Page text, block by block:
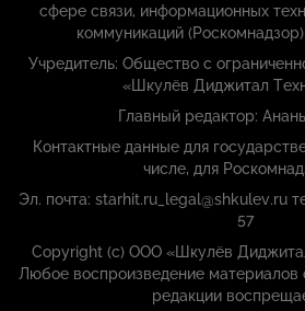
сфере связи, информационных
коммуникаций
Учредитель: Общество с
«Шкулёв Диджитал
Главный редактор:
Контактные данные для
числе, для
Эл. почта: starhit.ru_legal@shkulev.ru
57
Copyright (с) ООО «Шкулёв
Любое воспроизведение материалов
редакции